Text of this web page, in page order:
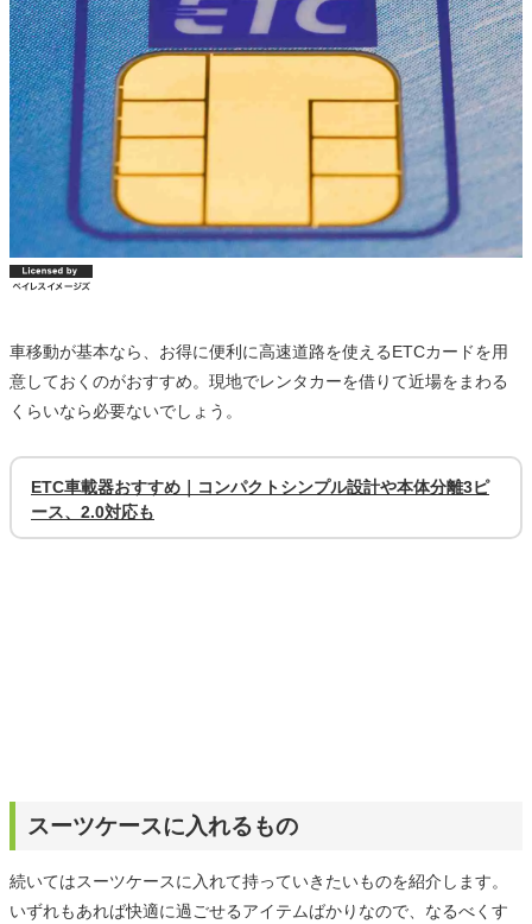
車移動が基本なら、お得に便利に高速道路を使えるETCカードを用
意しておくのがおすすめ。現地でレンタカーを借りて近場をまわる
くらいなら必要ないでしょう。
ETC車載器おすすめ｜コンパクトシンプル設計や本体分離3ピ
ース、2.0対応も
スーツケースに入れるもの
続いてはスーツケースに入れて持っていきたいものを紹介します。
いずれもあれば快適に過ごせるアイテムばかりなので、なるべくす